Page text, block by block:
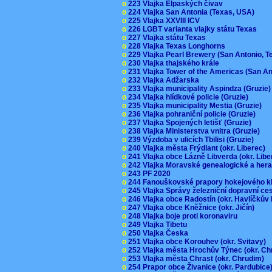
o 223 Vlajka Elpaských čivav
o 224 Vlajka San Antonia (Texas, USA)
o 225 Vlajka XXVIII ICV
o 226 LGBT varianta vlajky státu Texas
o 227 Vlajka státu Texas
o 228 Vlajka Texas Longhorns
o 229 Vlajka Pearl Brewery (San Antonio,
o 230 Vlajka thajského krále
o 231 Vlajka Tower of the Americas (San
o 232 Vlajka Adžarska
o 233 Vlajka municipality Aspindza
o 234 Vlajka hlídkové policie (Gruzie)
o 235 Vlajka municipality Mestia (Gruzie)
o 236 Vlajka pohraniční policie (Gruzie)
o 237 Vlajka Spojených letišť (Gruzie)
o 238 Vlajka Ministerstva vnitra (Gruzie)
o 239 Výzdoba v ulicích Tbilisi (Gruzie)
o 240 Vlajka města Frýdlant (okr. Liberec)
o 241 Vlajka obce Lázně Libverda (okr.
o 242 Vlajka Moravské genealogické a
o 243 PF 2020
o 244 Fanouškovské prapory hokejového
o 245 Vlajka Správy železniční dopravní
o 246 Vlajka obce Radostín (okr.
o 247 Vlajka obce Kněžnice (okr. Jičín)
o 248 Vlajka boje proti koronaviru
o 249 Vlajka Tibetu
o 250 Vlajka Česka
o 251 Vlajka obce Korouhev (okr. Svitavy)
o 252 Vlajka města Hrochův Týnec (okr.
o 253 Vlajka města Chrast (okr. Chrudim)
o 254 Prapor obce Živanice (okr.